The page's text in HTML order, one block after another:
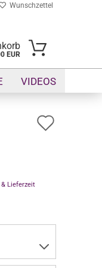
Wunschzettel
EUR
VIDEOS
Lieferzeit